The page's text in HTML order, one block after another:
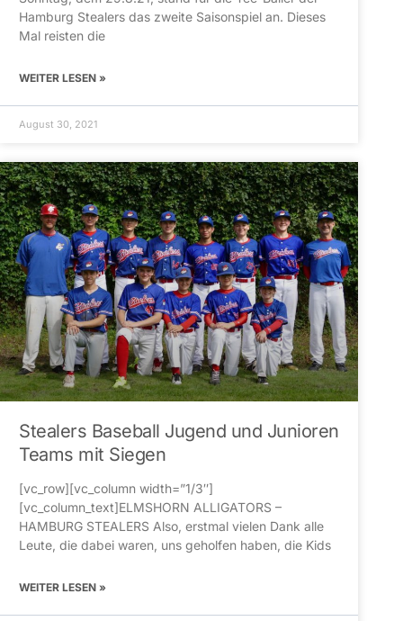
Hamburg Stealers das zweite Saisonspiel an. Dieses
Mal reisten die
WEITER LESEN »
August 30, 2021
Stealers Baseball Jugend und Junioren
Teams mit Siegen
[vc_row][vc_column width=”1/3″]
[vc_column_text]ELMSHORN ALLIGATORS –
HAMBURG STEALERS Also, erstmal vielen Dank alle
Leute, die dabei waren, uns geholfen haben, die Kids
WEITER LESEN »